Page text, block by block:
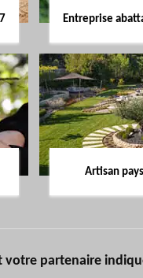
Entreprise
Artisan
votre partenaire